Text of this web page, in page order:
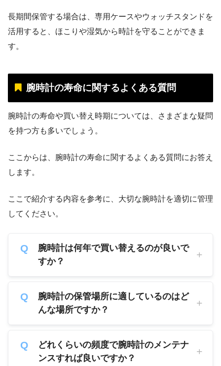
長期間保管する場合は、専用ケースやウォッチスタンドを
活用すると、ほこりや湿気から時計を守ることができま
す。
腕時計の寿命に関するよくある質問
腕時計の寿命や買い替え時期については、さまざまな疑問
を持つ方も多いでしょう。
ここからは、腕時計の寿命に関するよくある質問にお答え
します。
ここで紹介する内容を参考に、大切な腕時計を適切に管理
してください。
腕時計は何年で買い替えるのが良いで
すか？
腕時計の保管場所に適しているのはど
んな場所ですか？
どれくらいの頻度で腕時計のメンテナ
ンスすれば良いですか？